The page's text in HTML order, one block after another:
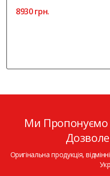
8930 грн.
Ми Пропонуємо
Оригінальна продукція,